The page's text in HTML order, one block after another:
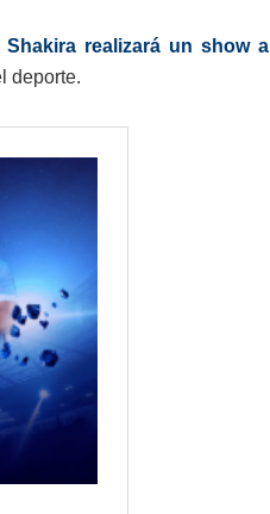
Shakira realizará un show
deporte.